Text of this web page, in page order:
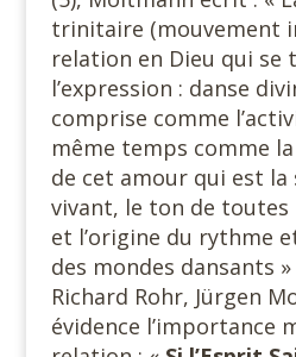
trinitaire (mouvement
relation en Dieu qui se
l’expression : danse
comprise comme
même temps comme
de cet amour qui est
vivant, le ton de toutes
et l’origine du rythme
des mondes dansants
Richard Rohr, Jürgen
évidence l’importance